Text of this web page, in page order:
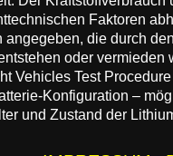
Faktoren
angegeben, die durch
oder
Vehicles Test
Konfiguration –
und Zustand der